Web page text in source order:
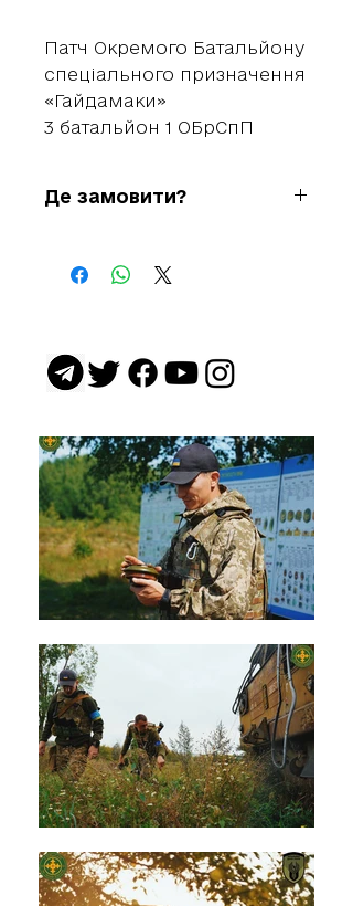
Патч Окремого Батальйону
спеціального призначення
«Гайдамаки»
3 батальйон 1 ОБрСпП
Де замовити?
+38 09 7917 4848